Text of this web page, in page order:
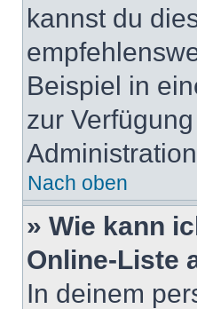
kannst du
Beispiel in
zur
Nach oben
» Wie kann
Online-Liste
In deinem